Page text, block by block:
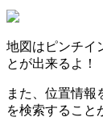
地図はピンチイ
とが出来るよ！
また、位置情報
を検索すること